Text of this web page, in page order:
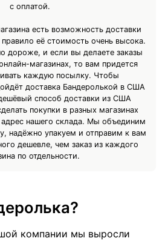
с оплатой.
есть возможность доставки
её стоимость очень высока.
дороже, и если вы делаете заказы
магазинах, то вам придется
каждую посылку. Чтобы
доставка Бандеролькой в США
способ доставки из США
покупки в разных магазинах
нашего склада. Мы объединим
надёжно упакуем и отправим к вам
дешевле, чем заказ из каждого
по отдельности.
компании мы выросли